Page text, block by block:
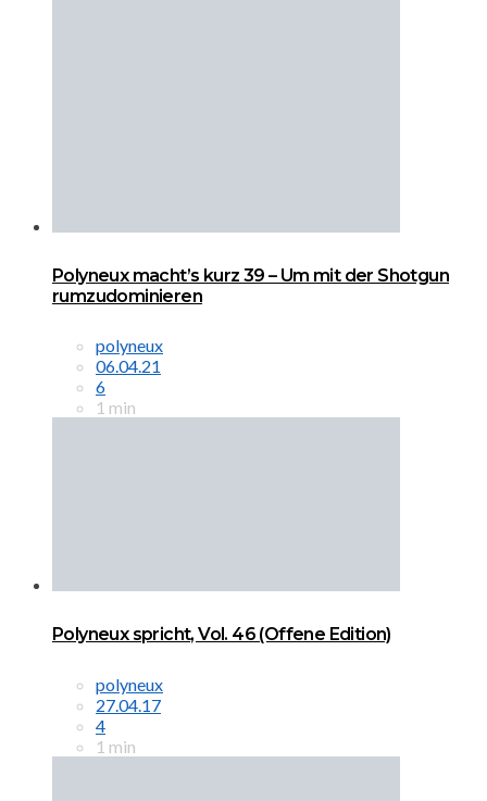
Polyneux macht’s kurz 39 – Um mit der Shotgun
rumzudominieren
polyneux
06.04.21
6
1 min
Polyneux spricht, Vol. 46 (Offene Edition)
polyneux
27.04.17
4
1 min